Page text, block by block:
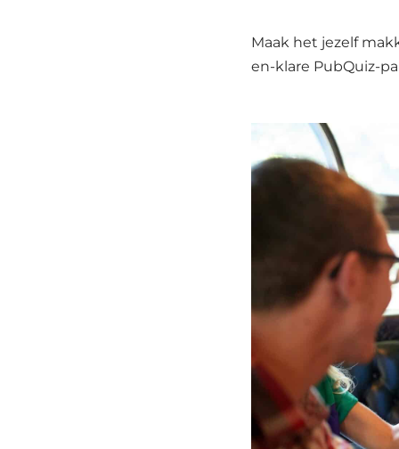
Maak het jezelf
en-klare PubQuiz-